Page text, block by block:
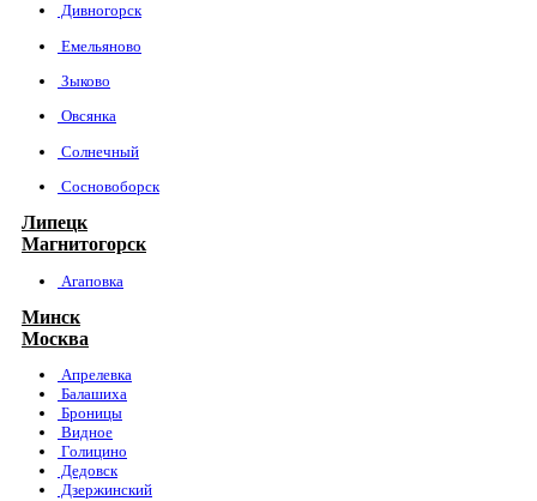
Дивногорск
Емельяново
Зыково
Овсянка
Солнечный
Сосновоборск
Липецк
Магнитогорск
Агаповка
Минск
Москва
Апрелевка
Балашиха
Броницы
Видное
Голицино
Дедовск
Дзержинский